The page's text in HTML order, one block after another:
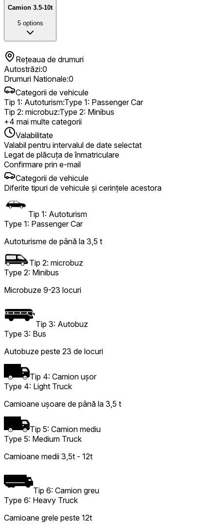
Camion 3.5-10t
5 options
Rețeaua de drumuri
Autostrăzi:0
Drumuri Nationale:0
Categorii de vehicule
Tip 1: Autoturism:Type 1: Passenger Car
Tip 2: microbuz:Type 2: Minibus
+4 mai multe categorii
Valabilitate
Valabil pentru intervalul de date selectat
Legat de plăcuța de înmatriculare
Confirmare prin e-mail
Categorii de vehicule
Diferite tipuri de vehicule și cerințele acestora
Tip 1: Autoturism
Type 1: Passenger Car
Autoturisme de până la 3,5 t
Tip 2: microbuz
Type 2: Minibus
Microbuze 9-23 locuri
Tip 3: Autobuz
Type 3: Bus
Autobuze peste 23 de locuri
Tip 4: Camion ușor
Type 4: Light Truck
Camioane ușoare de până la 3,5 t
Tip 5: Camion mediu
Type 5: Medium Truck
Camioane medii 3,5t - 12t
Tip 6: Camion greu
Type 6: Heavy Truck
Camioane grele peste 12t